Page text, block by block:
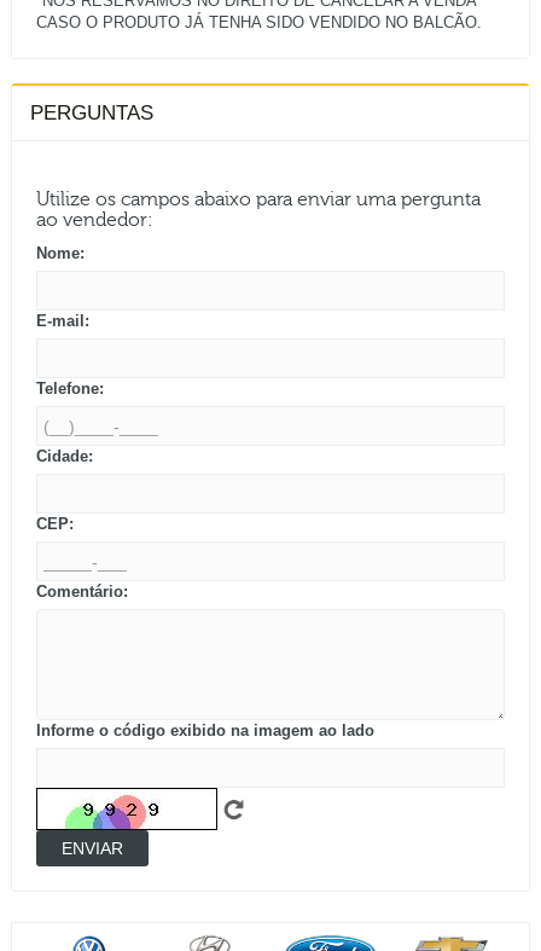
PERGUNTAS
Utilize os campos abaixo para enviar uma pergunta
ao vendedor:
Nome:
E-mail:
Telefone:
Cidade:
CEP:
Comentário:
Informe o código exibido na imagem ao lado
ENVIAR